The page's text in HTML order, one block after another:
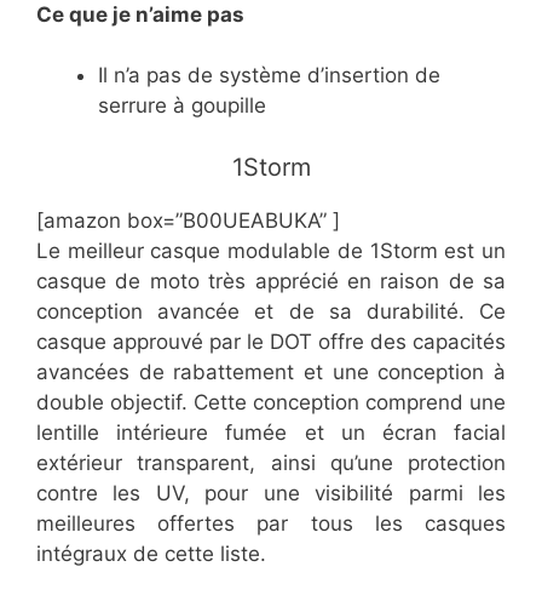
Ce que je n’aime pas
​Il n’a pas de système d’insertion de
serrure à goupille
​​​1Storm
[amazon box=”​​B00UEABUKA” ]
Le meilleur casque modulable de 1Storm est un
casque de moto très apprécié en raison de sa
conception avancée et de sa durabilité. Ce
casque approuvé par le DOT offre des capacités
avancées de rabattement et une conception à
double objectif. Cette conception comprend une
lentille intérieure fumée et un écran facial
extérieur transparent, ainsi qu’une protection
contre les UV, pour une visibilité parmi les
meilleures offertes par tous les casques
intégraux de cette liste.